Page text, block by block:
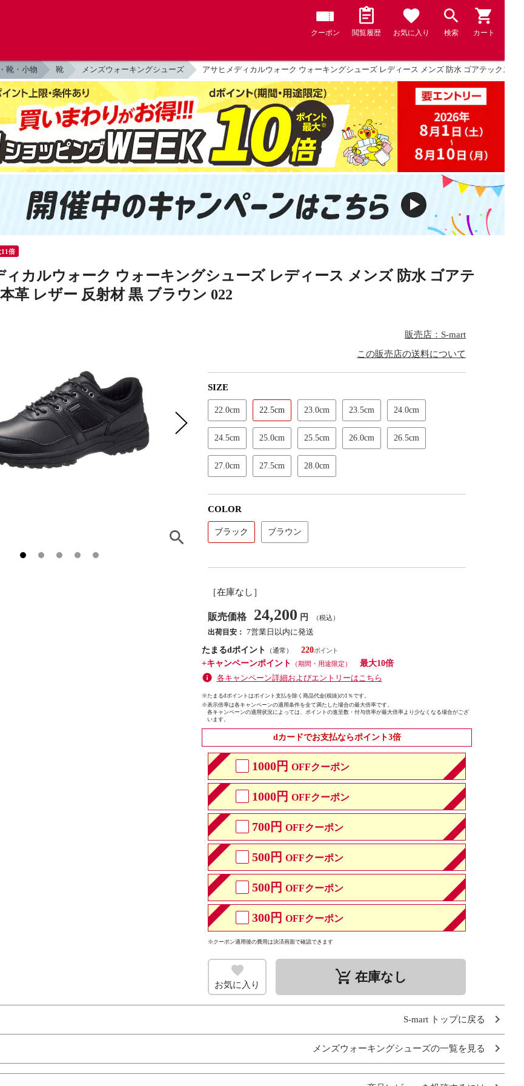
クーポン 閲覧履歴 お気に入り 検索 カート
靴・小物 靴 メンズウォーキングシューズ アサヒメディカルウォーク ウォーキングシューズ レディース メンズ 防水 ゴアテックス
倍
ィカルウォーク ウォーキングシューズ レディース メンズ 防水 ゴアテ
革 レザー 反射材 黒 ブラウン 022
販売店：S-mart
この販売店の送料について
SIZE
22.0cm 22.5cm 23.0cm 23.5cm 24.0cm
24.5cm 25.0cm 25.5cm 26.0cm 26.5cm
27.0cm 27.5cm 28.0cm
COLOR
ブラック ブラウン
［在庫なし］
販売価格 24,200 円 （税込）
出荷目安： 7営業日以内に発送
たまるdポイント
（通常）
220
+キャンペーンポイント
（期間・用途限定）
最大10倍
各キャンペーン詳細およびエントリーはこちら
※たまるdポイントはポイント支払を除く商品代金(税抜)の1％です。
※表示倍率は各キャンペーンの適用条件を全て満たした場合の最大倍率です。
各キャンペーンの適用状況によっては、ポイントの進呈数・付与倍率が最大倍率より少なくなる場合がござ
います。
dカードでお支払ならポイント3倍
1000円 OFFクーポン
1000円 OFFクーポン
700円 OFFクーポン
500円 OFFクーポン
500円 OFFクーポン
300円 OFFクーポン
※クーポン適用後の費用は決済画面で確認できます
お気に入り remove_shopping_cart 在庫なし
S-mart トップに戻る
メンズウォーキングシューズの一覧を見る